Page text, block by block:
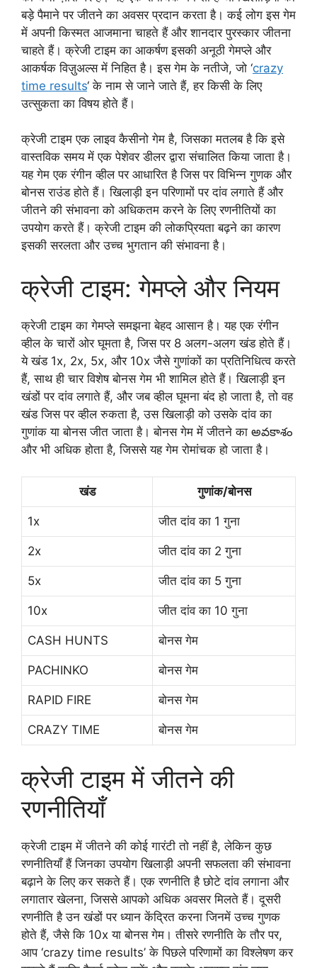
बड़े पैमाने पर जीतने का अवसर प्रदान करता है। कई लोग इस गेम
में अपनी किस्मत आजमाना चाहते हैं और शानदार पुरस्कार जीतना
चाहते हैं। क्रेजी टाइम का आकर्षण इसकी अनूठी गेमप्ले और
आकर्षक विज़ुअल्स में निहित है। इस गेम के नतीजे, जो ‘crazy
time results‘ के नाम से जाने जाते हैं, हर किसी के लिए
उत्सुकता का विषय होते हैं।
क्रेजी टाइम एक लाइव कैसीनो गेम है, जिसका मतलब है कि इसे
वास्तविक समय में एक पेशेवर डीलर द्वारा संचालित किया जाता है।
यह गेम एक रंगीन व्हील पर आधारित है जिस पर विभिन्न गुणक और
बोनस राउंड होते हैं। खिलाड़ी इन परिणामों पर दांव लगाते हैं और
जीतने की संभावना को अधिकतम करने के लिए रणनीतियों का
उपयोग करते हैं। क्रेजी टाइम की लोकप्रियता बढ़ने का कारण
इसकी सरलता और उच्च भुगतान की संभावना है।
क्रेजी टाइम: गेमप्ले और नियम
क्रेजी टाइम का गेमप्ले समझना बेहद आसान है। यह एक रंगीन
व्हील के चारों ओर घूमता है, जिस पर 8 अलग-अलग खंड होते हैं।
ये खंड 1x, 2x, 5x, और 10x जैसे गुणांकों का प्रतिनिधित्व करते
हैं, साथ ही चार विशेष बोनस गेम भी शामिल होते हैं। खिलाड़ी इन
खंडों पर दांव लगाते हैं, और जब व्हील घूमना बंद हो जाता है, तो वह
खंड जिस पर व्हील रुकता है, उस खिलाड़ी को उसके दांव का
गुणांक या बोनस जीत जाता है। बोनस गेम में जीतने का అవకాశం
और भी अधिक होता है, जिससे यह गेम रोमांचक हो जाता है।
खंड गुणांक/बोनस
1x जीत दांव का 1 गुना
2x जीत दांव का 2 गुना
5x जीत दांव का 5 गुना
10x जीत दांव का 10 गुना
CASH HUNTS बोनस गेम
PACHINKO बोनस गेम
RAPID FIRE बोनस गेम
CRAZY TIME बोनस गेम
क्रेजी टाइम में जीतने की
रणनीतियाँ
क्रेजी टाइम में जीतने की कोई गारंटी तो नहीं है, लेकिन कुछ
रणनीतियाँ हैं जिनका उपयोग खिलाड़ी अपनी सफलता की संभावना
बढ़ाने के लिए कर सकते हैं। एक रणनीति है छोटे दांव लगाना और
लगातार खेलना, जिससे आपको अधिक अवसर मिलते हैं। दूसरी
रणनीति है उन खंडों पर ध्यान केंद्रित करना जिनमें उच्च गुणक
होते हैं, जैसे कि 10x या बोनस गेम। तीसरे रणनीति के तौर पर,
आप ‘crazy time results’ के पिछले परिणामों का विश्लेषण कर